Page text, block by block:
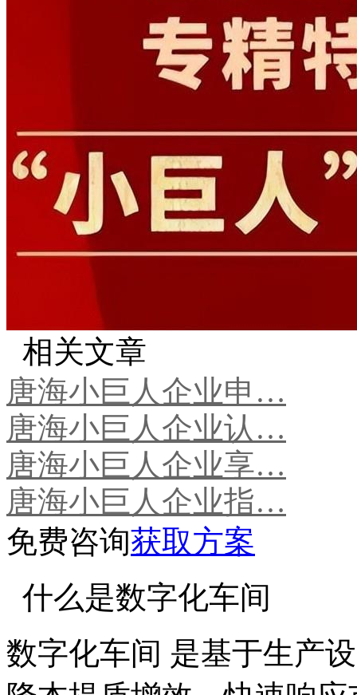
相关文章
唐海小巨人企业申…
唐海小巨人企业认…
唐海小巨人企业享…
唐海小巨人企业指…
免费咨询获取方案
什么是数字化车间
数字化车间 是基于生产